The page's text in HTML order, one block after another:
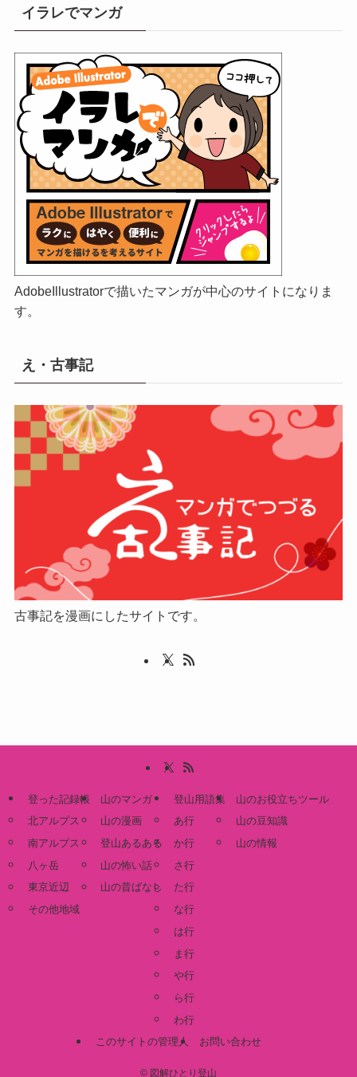
イラレでマンガ
AdobeIllustratorで描いたマンガが中心のサイトになりま
す。
え・古事記
古事記を漫画にしたサイトです。
登った記録帳
北アルプス
南アルプス
八ヶ岳
東京近辺
その他地域
山のマンガ
山の漫画
登山あるある
山の怖い話
山の昔ばなし
登山用語集
あ行
か行
さ行
た行
な行
は行
ま行
や行
ら行
わ行
山のお役立ちツール
山の豆知識
山の情報
このサイトの管理人 お問い合わせ
© 図解ひとり登山